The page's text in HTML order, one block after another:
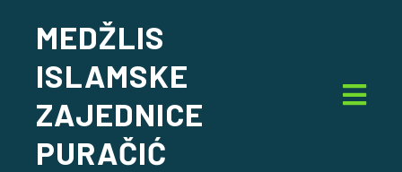
MEDŽLIS
ISLAMSKE
ZAJEDNICE
PURAČIĆ